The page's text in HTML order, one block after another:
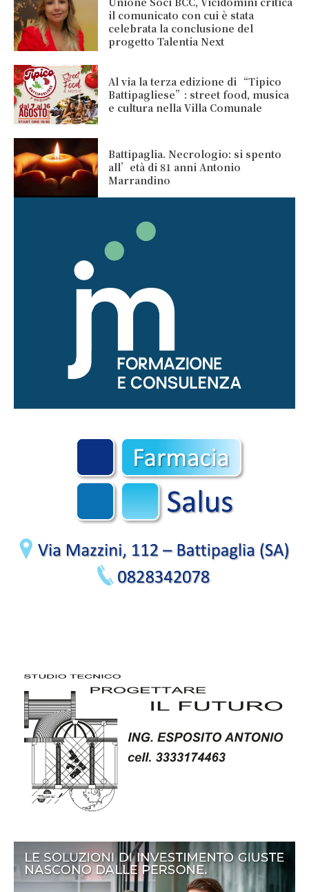
il comunicato con cui è stata
celebrata la conclusione del
progetto Talentia Next
Al via la terza edizione di “Tipico
Battipagliese”: street food, musica
e cultura nella Villa Comunale
Battipaglia. Necrologio: si spento
all’età di 81 anni Antonio
Marrandino